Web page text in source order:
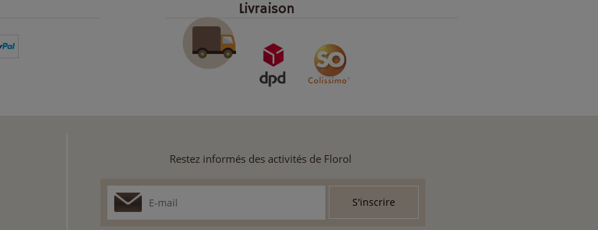
Livraison
Restez informés des activités de Florol